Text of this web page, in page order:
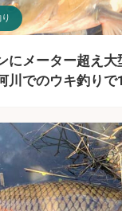
にメーター超え
川でのウキ釣り